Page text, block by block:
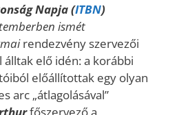
Napja (ITBN)
ismét
rendezvény szervezői
elő idén: a korábbi
előállítottak egy olyan
arc „átlagolásával”
főszervező a